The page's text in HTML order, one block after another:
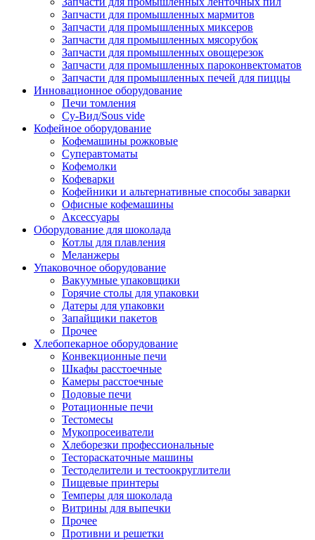
Запчасти для промышленных мармитов
Запчасти для промышленных миксеров
Запчасти для промышленных мясорубок
Запчасти для промышленных овощерезок
Запчасти для промышленных пароконвектоматов
Запчасти для промышленных печей для пиццы
Инновационное оборудование
Печи томления
Су-Вид/Sous vide
Кофейное оборудование
Кофемашины рожковые
Суперавтоматы
Кофемолки
Кофеварки
Кофейники и альтернативные способы заварки
Офисные кофемашины
Аксессуары
Оборудование для шоколада
Котлы для плавления
Меланжеры
Упаковочное оборудование
Вакуумные упаковщики
Горячие столы для упаковки
Датеры для упаковки
Запайщики пакетов
Прочее
Хлебопекарное оборудование
Конвекционные печи
Шкафы расстоечные
Камеры расстоечные
Подовые печи
Ротационные печи
Тестомесы
Мукопросеиватели
Хлеборезки профессиональные
Тестораскаточные машины
Тестоделители и тестоокруглители
Пищевые принтеры
Темперы для шоколада
Витрины для выпечки
Прочее
Противни и решетки